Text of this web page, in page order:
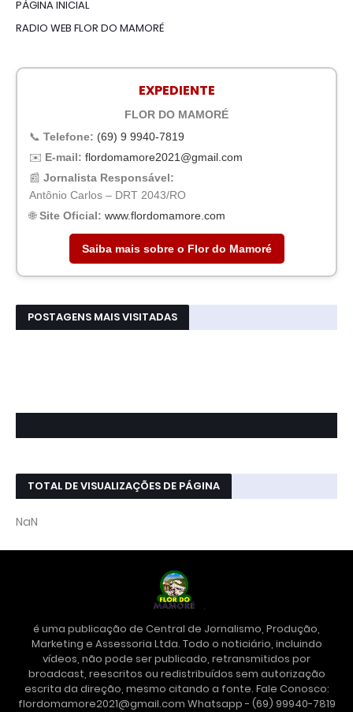
PÁGINA INICIAL
RADIO WEB FLOR DO MAMORÉ
EXPEDIENTE
FLOR DO MAMORÉ
📞 Telefone: (69) 9 9940-7819
✉️ E-mail: flordomamore2021@gmail.com
📰 Jornalista Responsável:
Antônio Carlos – DRT 2043/RO
🌐Site Oficial: www.flordomamore.com
Saiba mais sobre o Flor do Mamoré
POSTAGENS MAIS VISITADAS
TOTAL DE VISUALIZAÇÕES DE PÁGINA
NaN
é uma publicação de Central de Jornalismo, Produção,
Marketing e Assessoria Ltda. Todo o noticiário, incluindo
vídeos, não pode ser publicado, retransmitidos por
broadcast, reescritos ou redistribuídos sem autorização
escrita da direção, mesmo citando a fonte. Fale Conosco:
flordomamore2021@gmail.com Whatsapp - (69) 99940-7819